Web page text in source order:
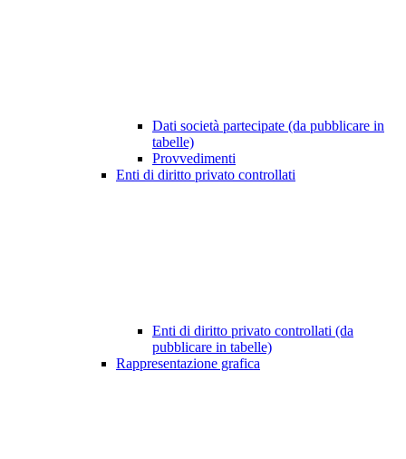
Dati società partecipate (da pubblicare in
tabelle)
Provvedimenti
Enti di diritto privato controllati
Enti di diritto privato controllati (da
pubblicare in tabelle)
Rappresentazione grafica